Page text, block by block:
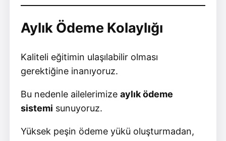
Aylık Ödeme Kolaylığı
Kaliteli eğitimin ulaşılabilir olması
gerektiğine inanıyoruz.
Bu nedenle ailelerimize aylık ödeme
sistemi sunuyoruz.
Yüksek peşin ödeme yükü oluşturmadan,